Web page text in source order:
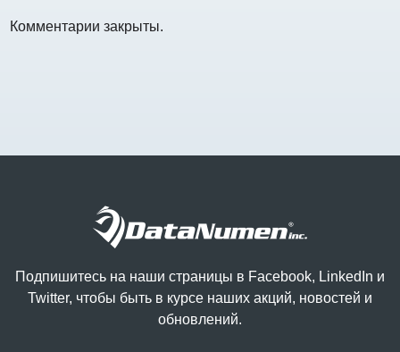
Комментарии закрыты.
Подпишитесь на наши страницы в Facebook, LinkedIn и
Twitter, чтобы быть в курсе наших акций, новостей и
обновлений.